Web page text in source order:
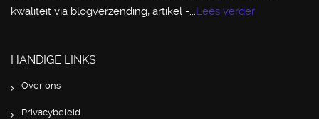
kwaliteit via blogverzending, artikel -...Lees verder
HANDIGE LINKS
Over ons
Privacybeleid